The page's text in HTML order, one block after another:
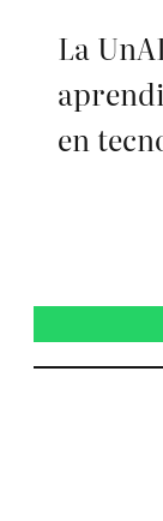
La
en